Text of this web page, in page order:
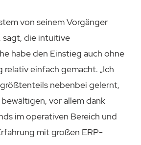
von seinem Vorgänger
sagt, die intuitive
habe den Einstieg auch ohne
einfach gemacht. „Ich
nebenbei gelernt,
vor allem dank
im operativen Bereich und
mit großen ERP-